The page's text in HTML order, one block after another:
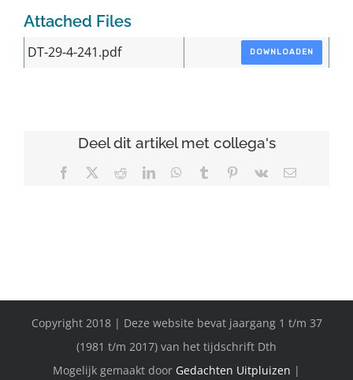
Attached Files
DT-29-4-241.pdf DOWNLOADEN
Deel dit artikel met collega's
Facebook RedditLinkedInWhatsApp
Tumblr Pinterest
Vk
E-
Copyright 2018 | Deze website bevat jaargang 1 t/m 37
(1981 t/m 2017) van het tijdschrift Dth
Mogelijk gemaakt door Gedachten Uitpluizen |